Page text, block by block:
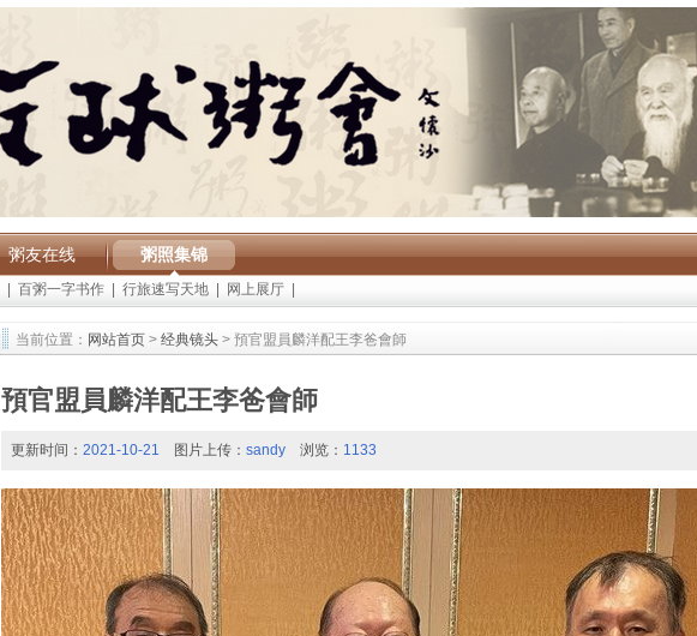
粥友在线 粥照集锦
百粥一字书作 行旅速写天地 网上展厅
当前位置： 网站首页 > 经典镜头 > 預官盟員麟洋配王李爸會師
預官盟員麟洋配王李爸會師
更新时间： 2021-10-21 图片上传： sandy 浏览： 1133